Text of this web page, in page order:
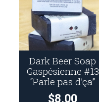
Dark Beer Soap
Gaspésienne #13
“Parle pas d’ça”
$8.00